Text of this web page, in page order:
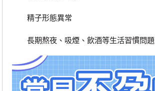
精子形態異常
長期熬夜、吸煙、飲酒等生活習慣問題